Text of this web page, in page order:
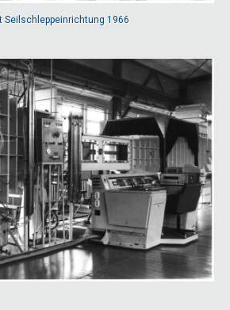
Seilschleppeinrichtung 1966